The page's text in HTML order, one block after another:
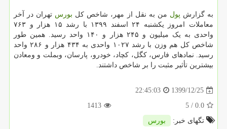
به گزارش پول من به نقل از مهر، شاخص کل بورس تهران در آخر
معاملات امروز یکشنبه ۲۴ اسفند ۱۳۹۹ با رشد ۱۵ هزار و ۷۶۳
واحدی به یک میلیون و ۲۴۵ هزار و ۱۴۰ واحد رسید. همین طور
شاخص کل هم وزن با رشد ۱۰۲۷ واحدی به ۴۳۴ هزار و ۲۸۶ واحد
رسید. نمادهای فارس، کگل، کچاد، خودرو، پارسان، وبملت و ومعادن
بیشترین تأثیر مثبت را بر شاخص داشتند.
1399/12/25
22:45:03
0.0
/ 5
1413
تگهای خبر:
بورس